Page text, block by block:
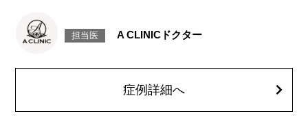
とがございます。また、稀ではありますが、施術部位の細菌感染症、皮膚
のよれ、繊維の突出などが生じることがございます。化膿止め・痛み止め
費用：1部位 184,800円(税込)
オプション：笑気麻酔 3,300円(税込)
担当医 A CLINICドクター
症例詳細へ